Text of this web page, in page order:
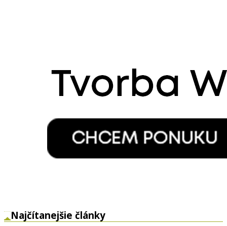
Najčítanejšie články